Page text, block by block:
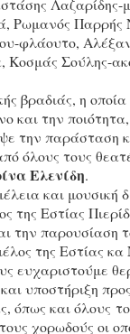
Ρωμανός Παρρής
φλάουτο,
Κοσμάς Σούλης-
βραδιάς, η
και την
την παράσταση
όλους τους
Ελενίδη.
και μουσική
της Εστίας
την παρουσίαση
της Εστίας κα
ευχαριστούμε
υποστήριξη
όπως και όλους
χορωδούς οι